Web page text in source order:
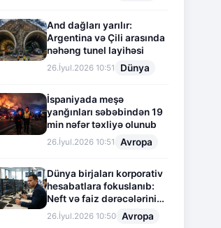
And dağları yarılır:
Argentina və Çili arasında
nəhəng tunel layihəsi
26.İyul.2026 10:51 Dünya
İspaniyada meşə
yanğınları səbəbindən 19
min nəfər təxliyə olunub
26.İyul.2026 10:51 Avropa
Dünya birjaları korporativ
hesabatlara fokuslanıb:
Neft və faiz dərəcələrinin
təsiri altında cari vəziyyət
26.İyul.2026 10:50 Avropa